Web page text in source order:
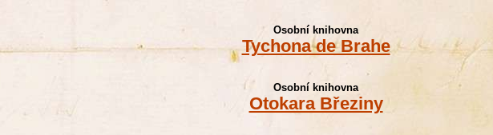
Osobní knihovna
Tychona de Brahe
Osobní knihovna
Otokara Březiny